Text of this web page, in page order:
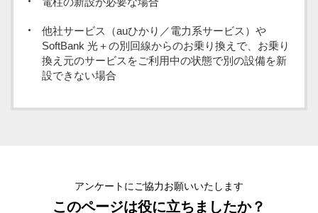
他社サービス（auひかり／電力系サービス）や
SoftBank 光＋の別回線からのお乗り換えで、お乗り
換え元のサービスをご利用中の状態で別の設備を新
設できない場合
アンケートにご協力お願いいたします
このページは役に立ちましたか？